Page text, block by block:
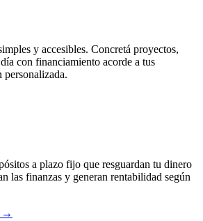
y accesibles. Concretá proyectos,
con financiamiento acorde a tus
personalizada.
a plazo fijo que resguardan tu dinero
las finanzas y generan rentabilidad según
→